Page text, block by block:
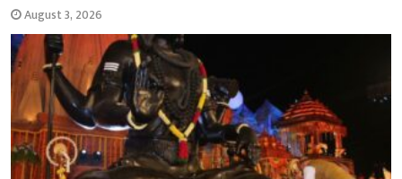
August 3, 2026